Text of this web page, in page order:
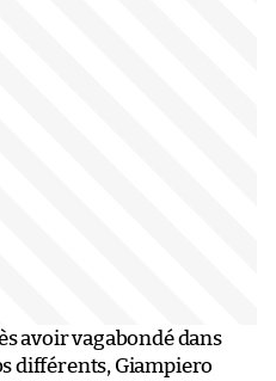
avoir vagabondé dans
différents, Giampiero